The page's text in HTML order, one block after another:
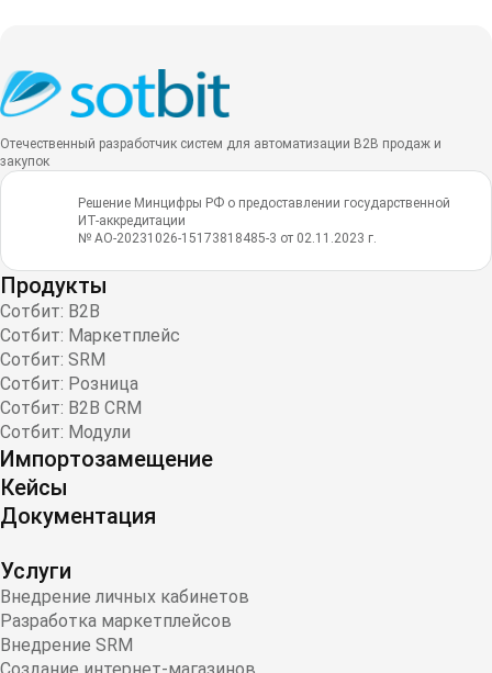
Отечественный разработчик систем для автоматизации B2B продаж и
закупок
Решение Минцифры РФ о предоставлении государственной
ИТ-аккредитации
№ АО-20231026-15173818485-3 от 02.11.2023 г.
Продукты
Сотбит: B2B
Сотбит: Маркетплейс
Сотбит: SRM
Сотбит: Розница
Сотбит: B2B CRM
Сотбит: Модули
Импортозамещение
Кейсы
Документация
Услуги
Внедрение личных кабинетов
Разработка маркетплейсов
Внедрение SRM
Создание интернет-магазинов